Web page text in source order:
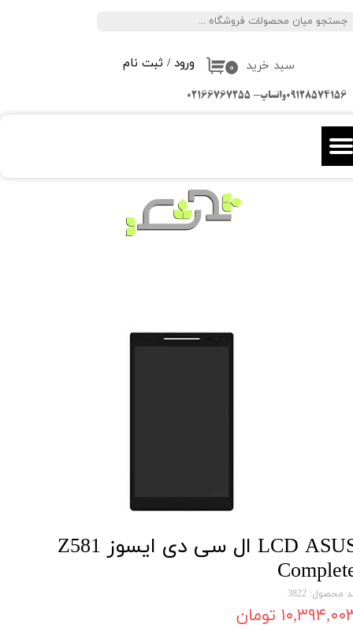
ورود / ثبت نام
تغییر گذر واژه
سفارشات
خروج از حساب کاربری
۰ سبد خرید
LCD ASUS ال سی دی ایسوز Z581
محصول: 3822
تومان